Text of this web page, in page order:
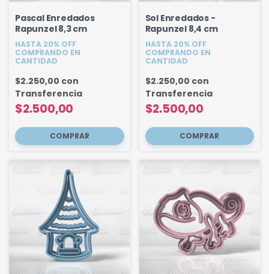
Pascal Enredados
Rapunzel 8,3 cm
HASTA 20% OFF
COMPRANDO EN
CANTIDAD
$2.500,00
$2.250,00 con
Transferencia
Sol Enredados -
Rapunzel 8,4 cm
HASTA 20% OFF
COMPRANDO EN
CANTIDAD
$2.500,00
$2.250,00 con
Transferencia